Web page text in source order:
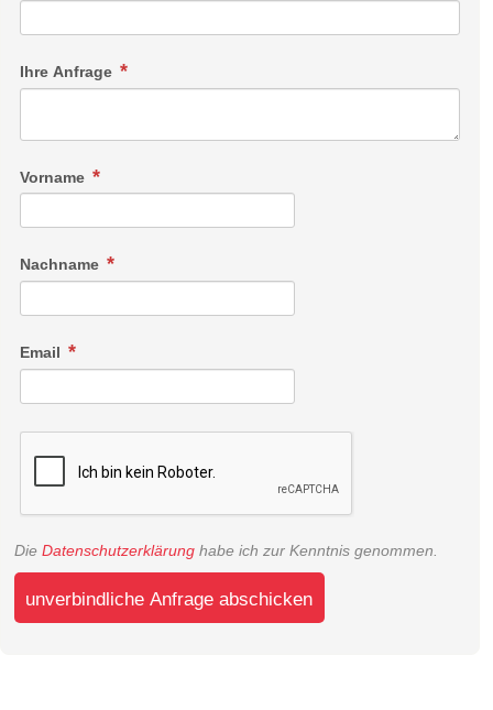
Ihre Anfrage
Vorname
Nachname
Email
Die Datenschutzerklärung habe ich zur Kenntnis genommen.
unverbindliche Anfrage abschicken